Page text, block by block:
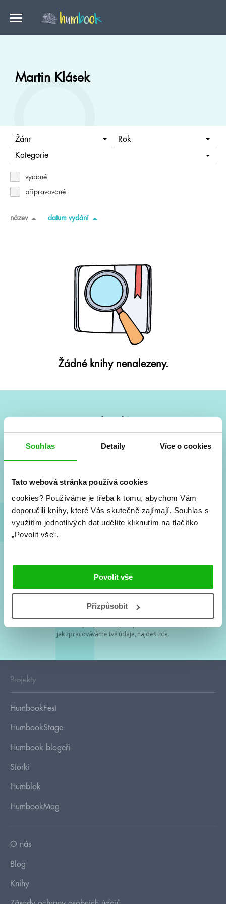
Souhlas Detaily Více o cookies
Tato webová stránka používá cookies
cookies? Používáme je třeba k tomu, abychom Vám
doporučili knihy, které Vás skutečně zajímají. Souhlas s
využitím jednotlivých dat udělíte kliknutím na tlačítko
„Povolit vše“.
Povolit vše
Přizpůsobit
Martin Klásek
Žánr Rok
Kategorie
vydané
připravované
název datum vydání
Žádné knihy nenalezeny.
Vše kolem #youngadult každý měsíc rovnou do mailu!
a seriálové adaptace a další.
Souhlasím spodmínkami zpracování osobních údajů
Tvá e-mailová adresa je u nás v bezpečí. Přečti si
jak zpracováváme tvé údaje, najdeš zde.
Projekty
HumbookFest
HumbookStage
Humbook blogeři
Storki
Humblok
HumbookMag
O nás
Blog
Knihy